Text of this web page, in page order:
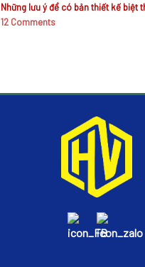
Những lưu ý để có bản thiết kế biệt
12 Comments